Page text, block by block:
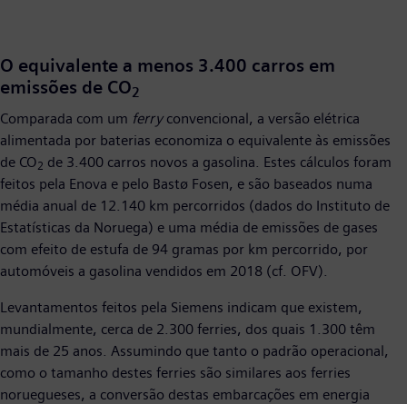
O equivalente a menos 3.400 carros em
emissões de CO2
Comparada com um ferryconvencional, a versão elétrica
alimentada por baterias economiza o equivalente às emissões
de CO2 de 3.400 carros novos a gasolina. Estes cálculos foram
feitos pela Enova e pelo Bastø Fosen, e são baseados numa
média anual de 12.140 km percorridos (dados do Instituto de
Estatísticas da Noruega) e uma média de emissões de gases
com efeito de estufa de 94 gramas por km percorrido, por
automóveis a gasolina vendidos em 2018 (cf. OFV).
Levantamentos feitos pela Siemens indicam que existem,
mundialmente, cerca de 2.300 ferries, dos quais 1.300 têm
mais de 25 anos. Assumindo que tanto o padrão operacional,
como o tamanho destes ferries são similares aos ferries
noruegueses, a conversão destas embarcações em energia